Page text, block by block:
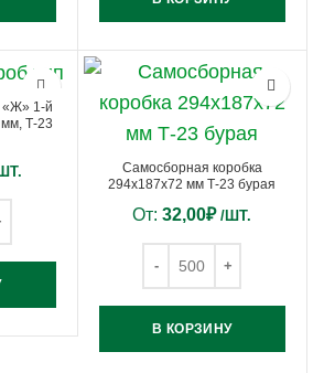
«Ж» 1-й
мм, Т-23
Самосборная коробка
294х187х72 мм Т-23 бурая
От:32,00₽ /ШТ.
В КОРЗИНУ